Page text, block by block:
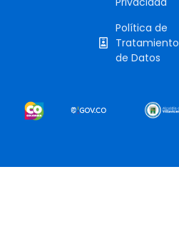
Política de
Tratamiento
de Datos